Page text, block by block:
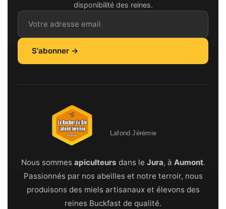
disponibilité des reines.
Adresse email
S'abonner →
Le Rucher du Djé
Lafond Jérémie
Nous sommes apiculteurs dans le Jura, à Aumont.
Passionnés par nos abeilles et notre terroir, nous
produisons des miels artisanaux et élevons des
reines Buckfast de qualité.